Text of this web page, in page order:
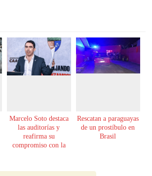
Marcelo Soto destaca
las auditorías y
reafirma su
compromiso con la
Rescatan a paraguayas
de un prostíbulo en
Brasil